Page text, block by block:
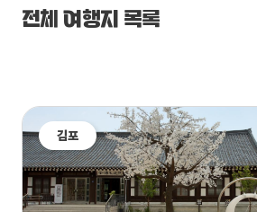
전체 여행지 목록
김포